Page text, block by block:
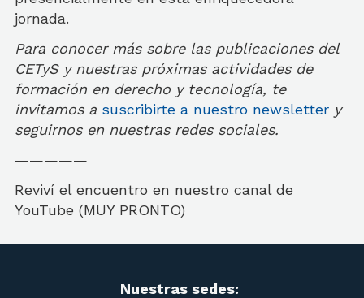
jornada.
Para conocer más sobre las publicaciones del
CETyS y nuestras próximas actividades de
formación en derecho y tecnología, te
invitamos a suscribirte a nuestro newsletter y
seguirnos en nuestras redes sociales.
—————
Reviví el encuentro en nuestro canal de
YouTube (MUY PRONTO)
Nuestras sedes: